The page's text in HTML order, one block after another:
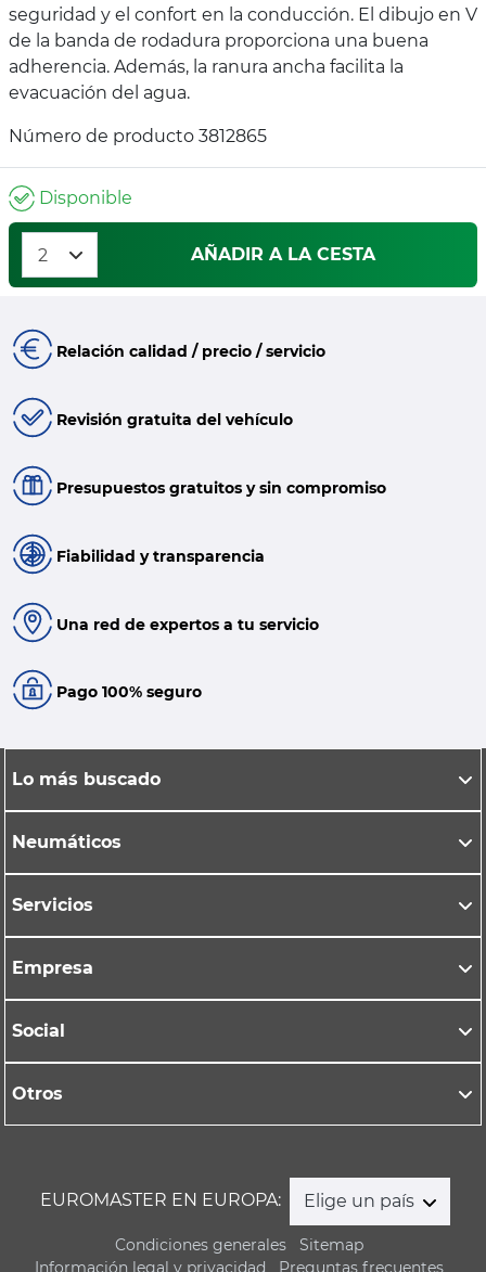
seguridad y el confort en la conducción. El dibujo en V
de la banda de rodadura proporciona una buena
adherencia. Además, la ranura ancha facilita la
evacuación del agua.
Número de producto 3812865
Disponible
AÑADIR A LA CESTA
Relación calidad / precio / servicio
Revisión gratuita del vehículo
Presupuestos gratuitos y sin compromiso
Fiabilidad y transparencia
Una red de expertos a tu servicio
Pago 100% seguro
Lo más buscado
Neumáticos
Servicios
Empresa
Social
Otros
EUROMASTER EN EUROPA: Elige un país
Condiciones generales
Sitemap
Información legal y privacidad
Preguntas frecuentes